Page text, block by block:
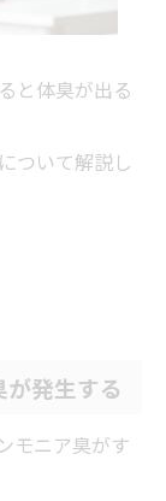
と体臭が出る
ついて解説し
発生する
モニア臭がす